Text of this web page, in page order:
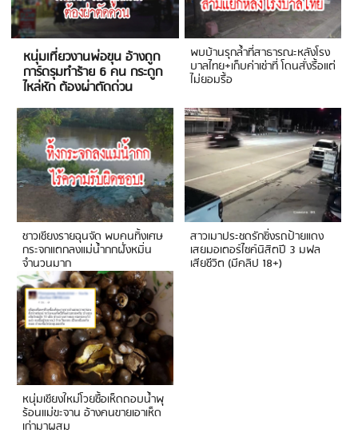
หนุ่มเที่ยวงานพ่อขุน อ้างถูก
การ์ดรุมทำร้าย 6 คน กระดูก
ไหล่หัก ต้องผ่าตัดด่วน
พบบ้านรุกล้ำที่สาธารณะหลังโรง
บาลไทย+เก็บค่าเช่าที่ โดนสั่งรื้อแต่
ไม่ยอมรื้อ
ชาวเชียงรายฉุนจัด พบคนทิ้งเศษ
กระจกแตกลงแม่น้ำกกฝั่งหมิ่น
จำนวนมาก
สาวเมาประชดรักซิ่งรถป้ายแดง
เสยมอเตอร์ไซค์นิสิตปี 3 มฟล
เสียชีวิต (มีคลิป 18+)
หนุ่มเชียงใหม่โวยซื้อเห็ดถอบน้ำพุ
ร้อนแม่ขะจาน อ้างคนขายเอาเห็ด
เก่ามาผสม